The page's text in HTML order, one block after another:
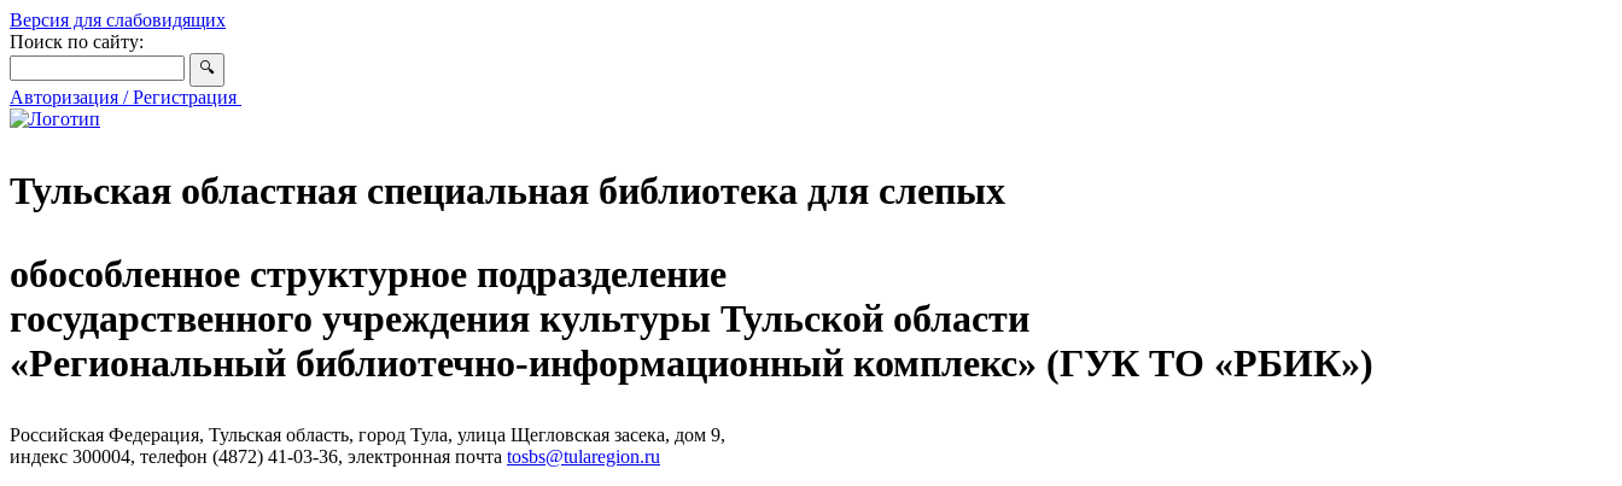
Версия для слабовидящих
Поиск по сайту:
Авторизация / Регистрация
Тульская областная специальная библиотека для слепых
обособленное структурное подразделение
государственного учреждения культуры Тульской области
«Региональный библиотечно-информационный комплекс» (ГУК ТО «РБИК»)
Российская Федерация, Тульская область, город Тула, улица Щегловская засека, дом 9,
индекс 300004, телефон (4872) 41-03-36, электронная почта tosbs@tularegion.ru